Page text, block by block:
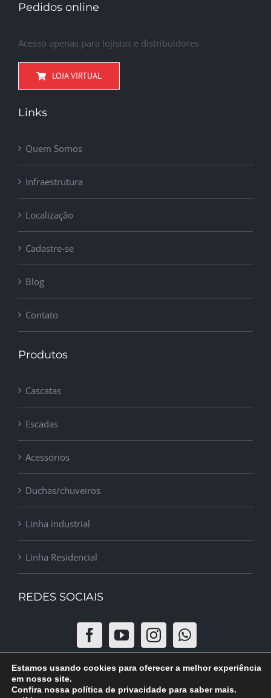
Pedidos online
Acesso apenas para lojistas e distribuidores
LOJA VIRTUAL
Links
Quem Somos
Infraestrutura
Localização
Cadastre-se
Blog
Contato
Produtos
Cascatas
Escadas
Acessórios
Duchas/chuveiros
Linha industrial
Linha Residencial
REDES SOCIAIS
Estamos usando cookies para oferecer a melhor experiência
em nosso site.
Confira nossa política de privacidade para saber mais.